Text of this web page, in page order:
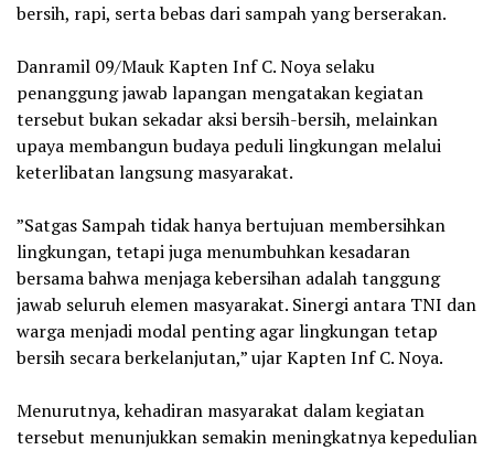
bersih, rapi, serta bebas dari sampah yang berserakan.
‎Danramil 09/Mauk Kapten Inf C. Noya selaku
penanggung jawab lapangan mengatakan kegiatan
tersebut bukan sekadar aksi bersih-bersih, melainkan
upaya membangun budaya peduli lingkungan melalui
keterlibatan langsung masyarakat.
‎”Satgas Sampah tidak hanya bertujuan membersihkan
lingkungan, tetapi juga menumbuhkan kesadaran
bersama bahwa menjaga kebersihan adalah tanggung
jawab seluruh elemen masyarakat. Sinergi antara TNI dan
warga menjadi modal penting agar lingkungan tetap
bersih secara berkelanjutan,” ujar Kapten Inf C. Noya.
‎Menurutnya, kehadiran masyarakat dalam kegiatan
tersebut menunjukkan semakin meningkatnya kepedulian